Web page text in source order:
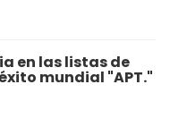
en las listas de
mundial "APT."